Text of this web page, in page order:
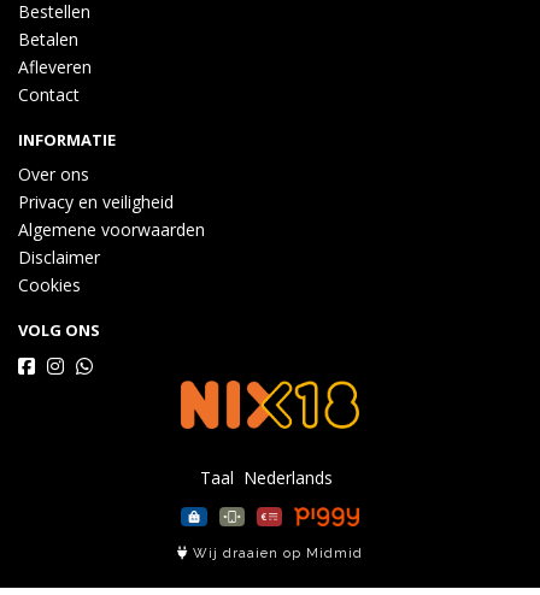
Bestellen
Betalen
Afleveren
Contact
INFORMATIE
Over ons
Privacy en veiligheid
Algemene voorwaarden
Disclaimer
Cookies
VOLG ONS
Taal
Wij draaien op Midmid